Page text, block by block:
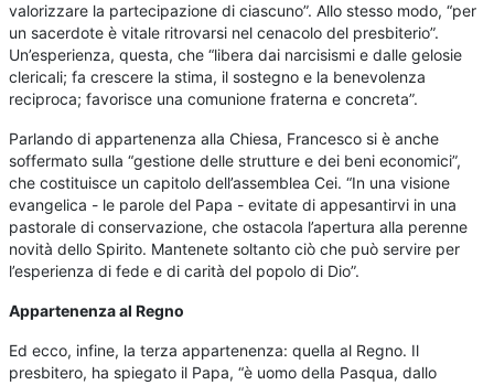
valorizzare la partecipazione di ciascuno”. Allo stesso modo, “per
un sacerdote è vitale ritrovarsi nel cenacolo del presbiterio”.
Un’esperienza, questa, che “libera dai narcisismi e dalle gelosie
clericali; fa crescere la stima, il sostegno e la benevolenza
reciproca; favorisce una comunione fraterna e concreta”.
Parlando di appartenenza alla Chiesa, Francesco si è anche
soffermato sulla “gestione delle strutture e dei beni economici”,
che costituisce un capitolo dell’assemblea Cei. “In una visione
evangelica - le parole del Papa - evitate di appesantirvi in una
pastorale di conservazione, che ostacola l’apertura alla perenne
novità dello Spirito. Mantenete soltanto ciò che può servire per
l’esperienza di fede e di carità del popolo di Dio”.
Appartenenza al Regno
Ed ecco, infine, la terza appartenenza: quella al Regno. Il
presbitero, ha spiegato il Papa, “è uomo della Pasqua, dallo